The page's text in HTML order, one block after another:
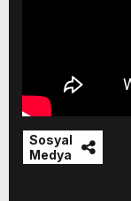
Sosyal
Medya